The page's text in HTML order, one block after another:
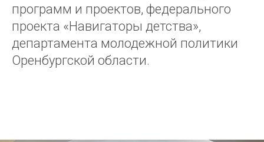
программ и проектов, федерального
проекта «Навигаторы детства»,
департамента молодежной политики
Оренбургской области.